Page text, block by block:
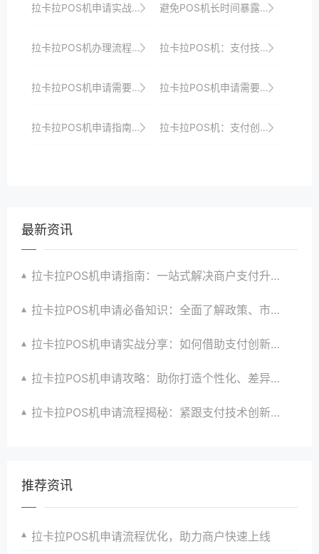
拉卡拉POS机申请实战：如何快速响应市场需求并实现支付升级 避免POS机长时间暴露在直射阳光下，以防屏幕老化。
拉卡拉POS机办理流程揭秘：一站式服务、快速申请、高效收银，助力商家实现数字化转型与升级 拉卡拉POS机：支付技术的新革命，引领行业发展
拉卡拉POS机申请需要哪些材料？一文搞定 拉卡拉POS机申请需要哪些材料？一文搞定
拉卡拉POS机申请指南：如何选择合适的机型与套餐 拉卡拉POS机：支付创新，助力商家实现数字化转型
最新资讯
拉卡拉POS机申请指南：一站式解决商户支付升级、智能化与创新需求
拉卡拉POS机申请必备知识：全面了解政策、市场、技术与创新趋势
拉卡拉POS机申请实战分享：如何借助支付创新技术提升商户运营效益与效率
拉卡拉POS机申请攻略：助你打造个性化、差异化支付体验以提升竞争力
拉卡拉POS机申请流程揭秘：紧跟支付技术创新步伐，抢占市场先机
推荐资讯
拉卡拉POS机申请流程优化，助力商户快速上线